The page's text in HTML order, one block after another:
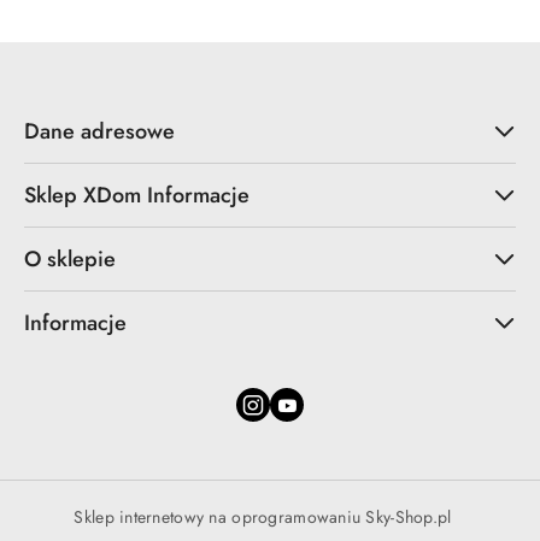
Dane adresowe
Sklep XDom Informacje
O sklepie
Informacje
Sklep internetowy na oprogramowaniu Sky-Shop.pl